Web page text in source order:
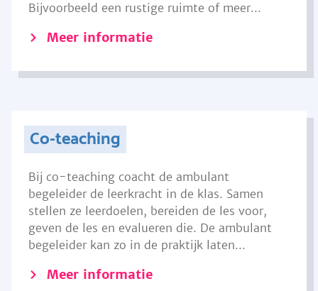
Bijvoorbeeld een rustige ruimte of meer...
Meer informatie
Co-teaching
Bij co-teaching coacht de ambulant
begeleider de leerkracht in de klas. Samen
stellen ze leerdoelen, bereiden de les voor,
geven de les en evalueren die. De ambulant
begeleider kan zo in de praktijk laten...
Meer informatie